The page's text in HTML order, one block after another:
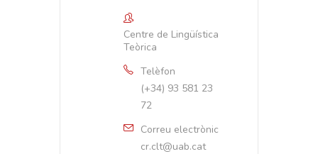
Centre de Lingüística
Teòrica
Telèfon
(+34) 93 581 23
72
Correu electrònic
cr.clt@uab.cat